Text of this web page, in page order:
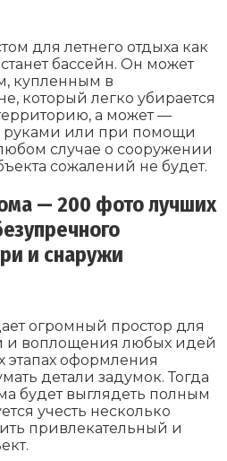
для летнего отдыха как
бассейн. Он может
купленным в
который легко убирается
а может —
руками или при помощи
случае о сооружении
сожалений не будет.
— 200 фото лучших
и снаружи
огромный простор для
и воплощения любых идей
этапах оформления
детали задумок. Тогда
будет выглядеть полным
учесть несколько
привлекательный и